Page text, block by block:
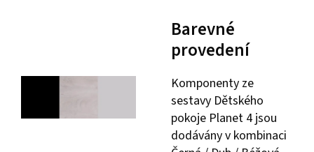
Barevné
provedení
Komponenty ze
sestavy Dětského
pokoje Planet 4 jsou
dodávány v kombinaci